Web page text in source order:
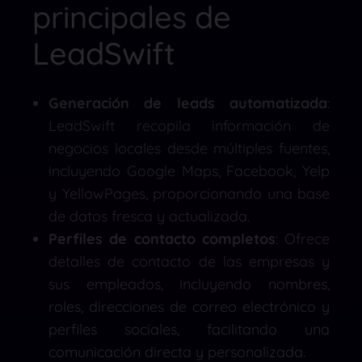
principales de
LeadSwift
Generación de leads automatizada:
LeadSwift recopila información de
negocios locales desde múltiples fuentes,
incluyendo Google Maps, Facebook, Yelp
y YellowPages, proporcionando una base
de datos fresca y actualizada.
Perfiles de contacto completos: Ofrece
detalles de contacto de las empresas y
sus empleados, incluyendo nombres,
roles, direcciones de correo electrónico y
perfiles sociales, facilitando una
comunicación directa y personalizada.